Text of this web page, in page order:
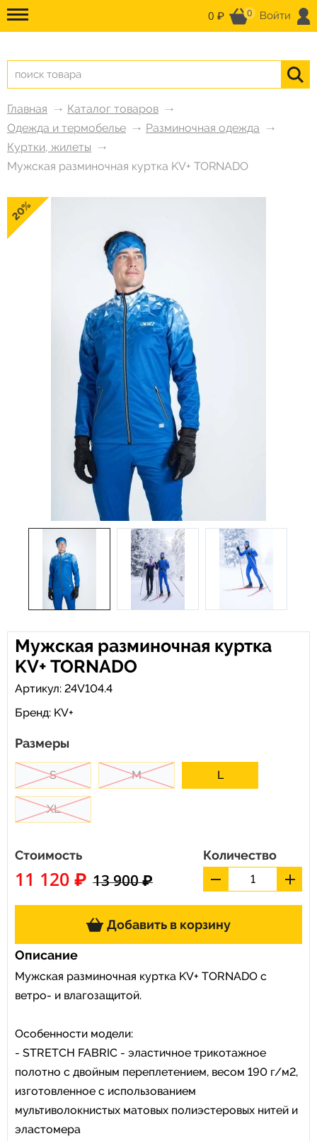
0 ₽ 0 Войти
Главная
Каталог товаров
Одежда и термобелье
Разминочная одежда
Куртки, жилеты
Мужская разминочная куртка KV+ TORNADO
20%
Мужская разминочная куртка
KV+ TORNADO
Артикул: 24V104.4
Бренд: KV+
Размеры
S M L
XL
Стоимость
11 120 ₽ 13 900 ₽
Количество
Добавить в корзину
Описание
Мужская разминочная куртка KV+ TORNADO с
ветро- и влагозащитой.
Особенности модели:
- STRETCH FABRIC - эластичное трикотажное
полотно с двойным переплетением, весом 190 г/м2,
изготовленное с использованием
мультиволокнистых матовых полиэстеровых нитей и
эластомера